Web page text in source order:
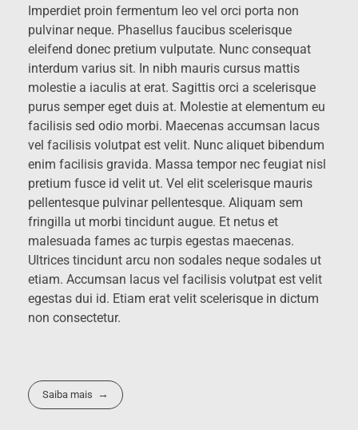
Imperdiet proin fermentum leo vel orci porta non
pulvinar neque. Phasellus faucibus scelerisque
eleifend donec pretium vulputate. Nunc consequat
interdum varius sit. In nibh mauris cursus mattis
molestie a iaculis at erat. Sagittis orci a scelerisque
purus semper eget duis at. Molestie at elementum eu
facilisis sed odio morbi. Maecenas accumsan lacus
vel facilisis volutpat est velit. Nunc aliquet bibendum
enim facilisis gravida. Massa tempor nec feugiat nisl
pretium fusce id velit ut. Vel elit scelerisque mauris
pellentesque pulvinar pellentesque. Aliquam sem
fringilla ut morbi tincidunt augue. Et netus et
malesuada fames ac turpis egestas maecenas.
Ultrices tincidunt arcu non sodales neque sodales ut
etiam. Accumsan lacus vel facilisis volutpat est velit
egestas dui id. Etiam erat velit scelerisque in dictum
non consectetur.
Saiba mais